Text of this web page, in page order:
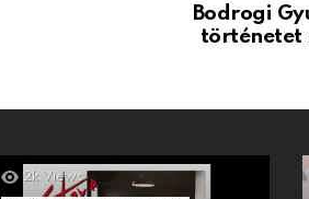
Bodrogi
történetet
2k Views